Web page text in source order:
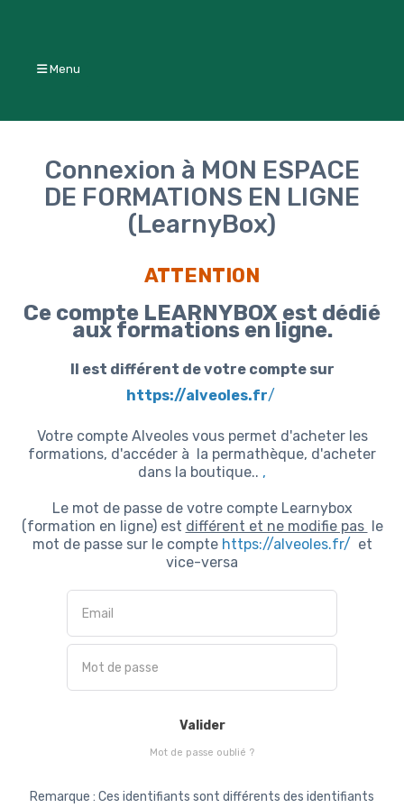
Menu
Connexion à MON ESPACE
DE FORMATIONS EN LIGNE
(LearnyBox)
ATTENTION
Ce compte LEARNYBOX est dédié
aux formations en ligne.
Il est différent de votre compte sur
https://alveoles.fr/
Votre compte Alveoles vous permet d'acheter les
formations, d'accéder à la permathèque, d'acheter
dans la boutique.. ,
Le mot de passe de votre compte Learnybox
(formation en ligne) est différent et ne modifie pas le
mot de passe sur le compte https://alveoles.fr/ et
vice-versa
Valider
Mot de passe oublié ?
Remarque : Ces identifiants sont différents des identifiants